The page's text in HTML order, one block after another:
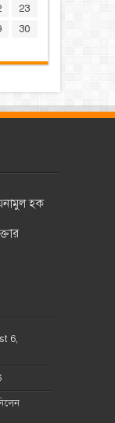
23
30
হক
6,